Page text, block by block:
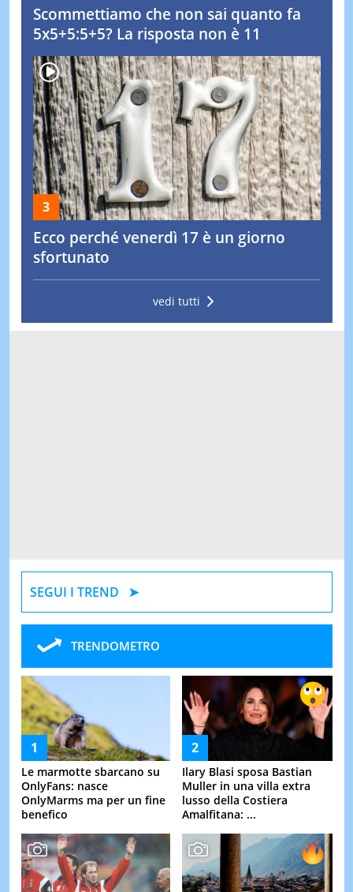
Scommettiamo che non sai quanto fa
5x5+5:5+5? La risposta non è 11
Ecco perché venerdì 17 è un giorno
sfortunato
vedi tutti
SEGUI I TREND
TRENDOMETRO
Le marmotte sbarcano su
OnlyFans: nasce
OnlyMarms ma per un fine
benefico
Ilary Blasi sposa Bastian
Muller in una villa extra
lusso della Costiera
Amalfitana: ...